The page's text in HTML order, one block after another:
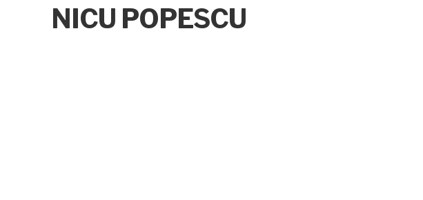
NICU POPESCU